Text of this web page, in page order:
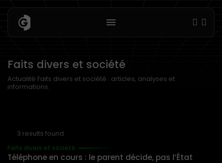
Faits divers et société
Actualité Faits divers et société : articles, analyses et
informations.
3 results found
Faits divers et société
Téléphone en cours : le parent décide, pas l’État